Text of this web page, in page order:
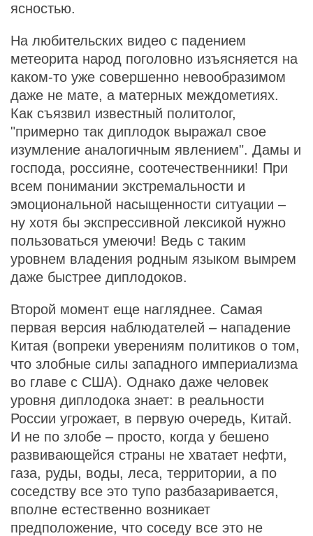
ясностью.
На любительских видео с падением
метеорита народ поголовно изъясняется на
каком-то уже совершенно невообразимом
даже не мате, а матерных междометиях.
Как съязвил известный политолог,
"примерно так диплодок выражал свое
изумление аналогичным явлением". Дамы и
господа, россияне, соотечественники! При
всем понимании экстремальности и
эмоциональной насыщенности ситуации –
ну хотя бы экспрессивной лексикой нужно
пользоваться умеючи! Ведь с таким
уровнем владения родным языком вымрем
даже быстрее диплодоков.
Второй момент еще нагляднее. Самая
первая версия наблюдателей – нападение
Китая (вопреки уверениям политиков о том,
что злобные силы западного империализма
во главе с США). Однако даже человек
уровня диплодока знает: в реальности
России угрожает, в первую очередь, Китай.
И не по злобе – просто, когда у бешено
развивающейся страны не хватает нефти,
газа, руды, воды, леса, территории, а по
соседству все это тупо разбазаривается,
вполне естественно возникает
предположение, что соседу все это не